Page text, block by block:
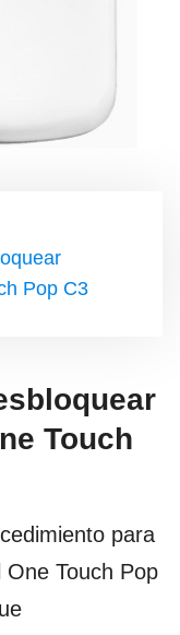
Pop C3
Touch
para
Touch Pop